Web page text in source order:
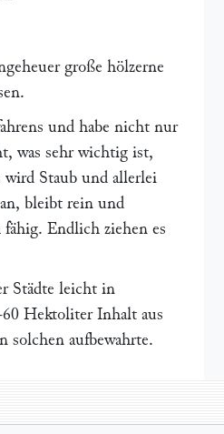
große hölzerne
und habe nicht nur
was sehr wichtig ist,
Staub und allerlei
bleibt rein und
Endlich ziehen es
Städte leicht in
Hektoliter Inhalt aus
solchen aufbewahrte.